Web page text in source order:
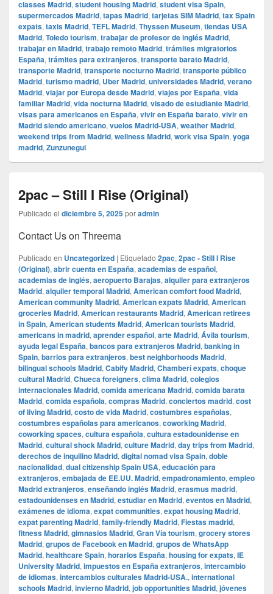
classes Madrid, student housing Madrid, student visa Spain,
supermercados Madrid, tapas Madrid, tarjetas SIM Madrid, tax Spain
expats, taxis Madrid, TEFL Madrid, Thyssen Museum, tiendas USA
Madrid, Toledo tourism, trabajar de profesor de inglés Madrid,
trabajar en Madrid, trabajo remoto Madrid, trámites migratorios
España, trámites para extranjeros, transporte barato Madrid,
transporte Madrid, transporte nocturno Madrid, transporte público
Madrid, turismo madrid, Uber Madrid, universidades Madrid, verano
Madrid, viajar por Europa desde Madrid, viajes por España, vida
familiar Madrid, vida nocturna Madrid, visado de estudiante Madrid,
visas para americanos en España, vivir en España barato, vivir en
Madrid siendo americano, vuelos Madrid-USA, weather Madrid,
weekend trips from Madrid, wellness Madrid, work visa Spain, yoga
madrid, Zunzunegui
2pac – Still I Rise (Original)
Publicado el diciembre 5, 2025poradmin
Contact Us on Threema
Publicado en Uncategorized | Etiquetado 2pac, 2pac - Still I Rise
(Original), abrir cuenta en España, academias de español,
academias de inglés, aeropuerto Barajas, alquiler para extranjeros
Madrid, alquiler temporal Madrid, American comfort food Madrid,
American community Madrid, American expats Madrid, American
groceries Madrid, American restaurants Madrid, American retirees
in Spain, American students Madrid, American tourists Madrid,
americans in madrid, aprender español, arte Madrid, Ávila tourism,
ayuda legal España, bancos para extranjeros Madrid, banking in
Spain, barrios para extranjeros, best neighborhoods Madrid,
bilingual schools Madrid, Cabify Madrid, Chamberí expats, choque
cultural Madrid, Chueca foreigners, clima Madrid, colegios
internacionales Madrid, comida americana Madrid, comida barata
Madrid, comida española, compras Madrid, conciertos madrid, cost
of living Madrid, costo de vida Madrid, costumbres españolas,
costumbres españolas para americanos, coworking Madrid,
coworking spaces, cultura española, cultura estadounidense en
Madrid, cultural shock Madrid, culture Madrid, day trips from Madrid,
derechos de inquilino Madrid, digital nomad visa Spain, doble
nacionalidad, dual citizenship Spain USA, educación para
extranjeros, embajada de EE.UU. Madrid, empadronamiento, empleo
Madrid extranjeros, enseñando inglés Madrid, erasmus madrid,
estadounidenses en Madrid, estudiar en Madrid, eventos en Madrid,
exámenes de idioma, expat communities, expat housing Madrid,
expat parenting Madrid, family-friendly Madrid, Fiestas madrid,
fitness Madrid, gimnasios Madrid, Gran Vía tourism, grocery stores
Madrid, grupos de Facebook en Madrid, grupos de WhatsApp
Madrid, healthcare Spain, horarios España, housing for expats, IE
University Madrid, impuestos en España extranjeros, intercambio
de idiomas, intercambios culturales Madrid-USA., international
schools Madrid, invierno Madrid, job opportunities Madrid, jóvenes